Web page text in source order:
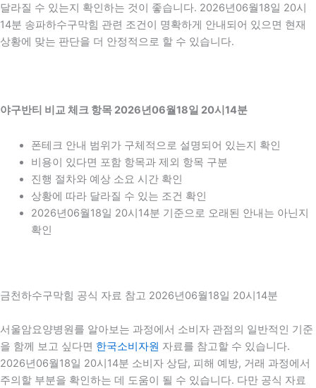
달라질 수 있는지 확인하는 것이 좋습니다. 2026년06월18일 20시
14분 송파하수구막힘 관련 조건이 명확하게 안내되어 있으면 현재
상황에 맞는 판단을 더 안정적으로 할 수 있습니다.
야구반티 비교 체크 항목 2026년06월18일 20시14분
폰테크 안내 범위가 구체적으로 설명되어 있는지 확인
비용이 있다면 포함 항목과 제외 항목 구분
진행 절차와 예상 소요 시간 확인
상황에 따라 달라질 수 있는 조건 확인
2026년06월18일 20시14분 기준으로 오래된 안내는 아닌지
확인
금천하수구막힘 공식 자료 참고 2026년06월18일 20시14분
서울암요양병원를 알아보는 과정에서 소비자 관점의 일반적인 기준
을 함께 보고 싶다면 한국소비자원 자료를 참고할 수 있습니다.
2026년06월18일 20시14분 소비자 상담, 피해 예방, 거래 과정에서
주의할 부분을 확인하는 데 도움이 될 수 있습니다. 다만 공식 자료